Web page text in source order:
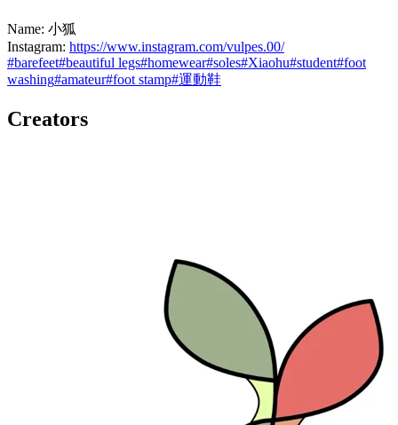
Name: 小狐
Instagram: https://www.instagram.com/vulpes.00/
#barefeet#beautiful legs#homewear#soles#Xiaohu#student#foot
washing#amateur#foot stamp#運動鞋
Creators